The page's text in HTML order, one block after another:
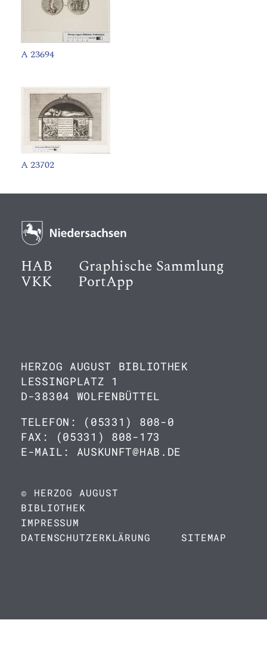
A 23694
A 23702
HAB Graphische Sammlung
VKK PortApp
HERZOG AUGUST BIBLIOTHEK
LESSINGPLATZ 1
D-38304 WOLFENBÜTTEL
TELEFON: (05331) 808-0
FAX: (05331) 808-173
E-MAIL: AUSKUNFT@HAB.DE
© HERZOG AUGUST
BIBLIOTHEK
IMPRESSUM
DATENSCHUTZERKLÄRUNG
SITEMAP